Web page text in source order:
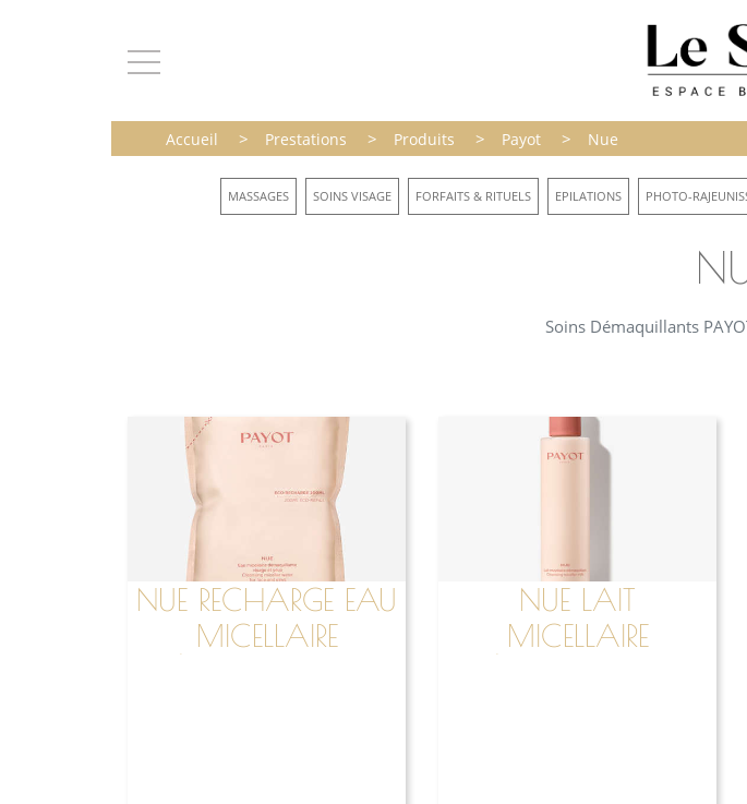
Accueil > Prestations > Produits > Payot > Nue
MASSAGES SOINS VISAGE FORFAITS & RITUELS EPILATIONS PHOTO-
Soins Démaquillants
NUE RECHARGE EAU
MICELLAIRE
NUE LAIT
MICELLAIRE